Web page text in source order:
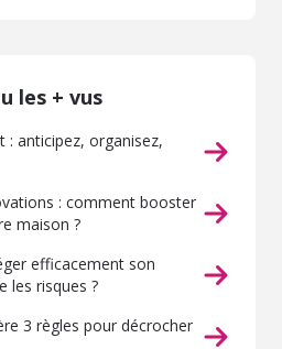
les + vus
: anticipez, organisez,
: comment booster
maison ?
efficacement son
les risques ?
3 règles pour décrocher